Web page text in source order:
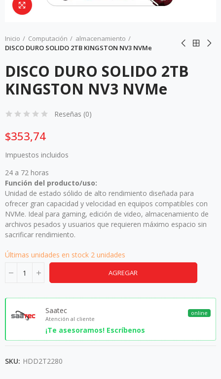
Da click para agrandar
Inicio Computación
almacenamiento
DISCO DURO SOLIDO 2TB KINGSTON NV3 NVMe
DISCO DURO SOLIDO 2TB
KINGSTON NV3 NVMe
Reseñas (0)
$353,74
Impuestos incluidos
24 a 72 horas
Función del producto/uso:
Unidad de estado sólido de alto rendimiento diseñada para
ofrecer gran capacidad y velocidad en equipos compatibles con
NVMe. Ideal para gaming, edición de video, almacenamiento de
archivos pesados y usuarios que requieren máximo espacio sin
sacrificar rendimiento.
Últimas unidades en stock 2 unidades
AGREGAR
Saatec
Atención al cliente
¡Te asesoramos! Escríbenos
online
SKU: HDD2T2280